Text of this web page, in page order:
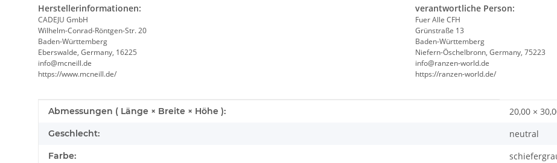
Herstellerinformationen:
CADEJU GmbH
Wilhelm-Conrad-Röntgen-Str. 20
Baden-Württemberg
Eberswalde, Germany, 16225
info@mcneill.de
https://www.mcneill.de/
verantwortliche Person:
Fuer Alle CFH
Grünstraße 13
Baden-Württemberg
Niefern-Öschelbronn, Germany, 75223
info@ranzen-world.de
https://ranzen-world.de/
Produkteigenschaft
Wert
Abmessungen ( Länge × Breite × Höhe ): 20,00 ×
Geschlecht: neutral
Farbe: